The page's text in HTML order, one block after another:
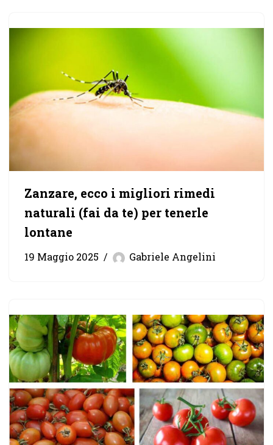
Zanzare, ecco i migliori rimedi
naturali (fai da te) per tenerle
lontane
19 Maggio 2025 Gabriele Angelini